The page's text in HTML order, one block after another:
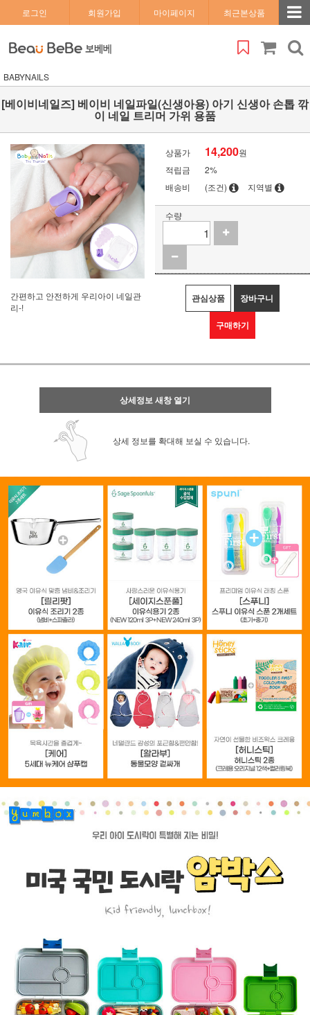
로그인 회원가입 마이페이지 최근본상품
BABYNAILS
[베이비네일즈] 베이비 네일파일(신생아용) 아기 신생아 손톱 깎
이 네일 트리머 가위 용품
간편하고 안전하게 우리아이 네일관
리-!
상품가 14,200원
적립금
2%
배송비
(조건) 지역별
수량
관심상품 장바구니
구매하기
상세정보 새창 열기
상세 정보를 확대해 보실 수 있습니다.